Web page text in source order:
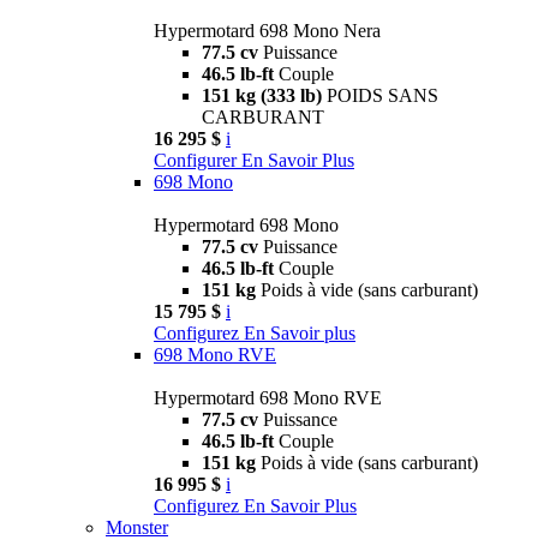
Hypermotard 698 Mono Nera
77.5 cv Puissance
46.5 lb-ft Couple
151 kg (333 lb) POIDS SANS
CARBURANT
16 295 $ i
Configurer En Savoir Plus
698 Mono
Hypermotard 698 Mono
77.5 cv Puissance
46.5 lb-ft Couple
151 kg Poids à vide (sans carburant)
15 795 $ i
Configurez En Savoir plus
698 Mono RVE
Hypermotard 698 Mono RVE
77.5 cv Puissance
46.5 lb-ft Couple
151 kg Poids à vide (sans carburant)
16 995 $ i
Configurez En Savoir Plus
Monster